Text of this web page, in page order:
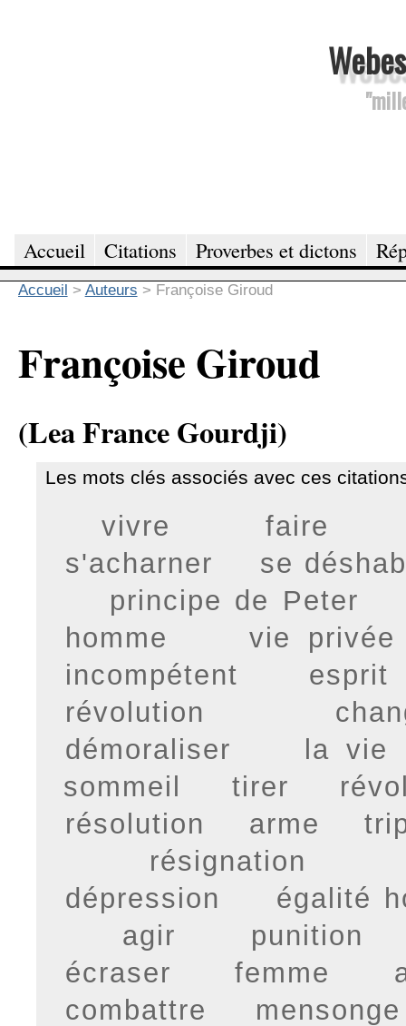
Accueil Citations Proverbes et dictons
Accueil > Auteurs > Françoise Giroud
Françoise Giroud
(Lea France Gourdji)
Les mots clés associés avec ces
vivre
faire
s'acharner
se
principe de Peter
homme
vie privée
incompétent
esprit
révolution
démoraliser
la vie
sommeil
tirer
résolution
arme
résignation
dépression
égalité
agir
punition
écraser
femme
combattre
mensonge